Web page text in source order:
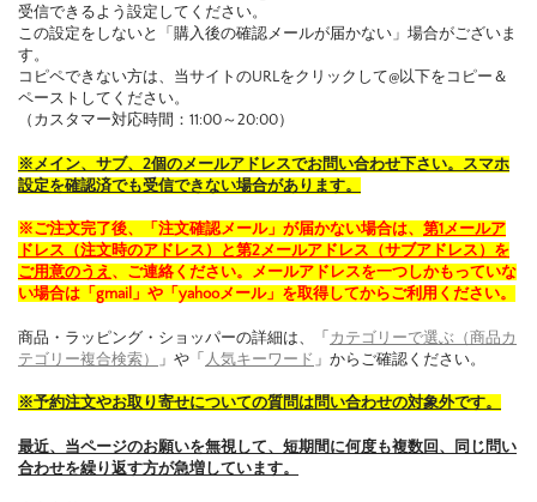
受信できるよう設定してください。
この設定をしないと「購入後の確認メールが届かない」場合がございま
す。
コピペできない方は、当サイトのURLをクリックして@以下をコピー＆
ペーストしてください。
（カスタマー対応時間：11:00～20:00）
※メイン、サブ、2個のメールアドレスでお問い合わせ下さい。スマホ
設定を確認済でも受信できない場合があります。
※ご注文完了後、「注文確認メール」が届かない場合は、 第1メールア
ドレス（注文時のアドレス）と第2メールアドレス（サブアドレス）を
ご用意のうえ 、ご連絡ください。メールアドレスを一つしかもっていな
い場合は「gmail」や「yahooメール」を取得してからご利用ください。
商品・ラッピング・ショッパーの詳細は、「 カテゴリーで選ぶ（商品カ
テゴリー複合検索）
」や「 人気キーワード 」からご確認ください。
※予約注文やお取り寄せについての質問は問い合わせの対象外です。
最近、当ページのお願いを無視して、短期間に何度も複数回、同じ問い
合わせを繰り返す方が急増しています。